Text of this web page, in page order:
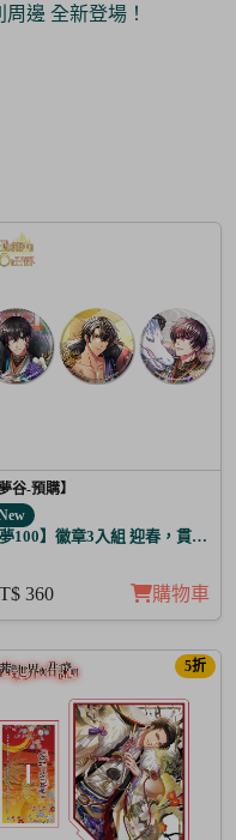
！
【Final
迪翁
夢谷-預購】
夢100】徽章3入組 迎春，貫徹仁
360 購物車
5折